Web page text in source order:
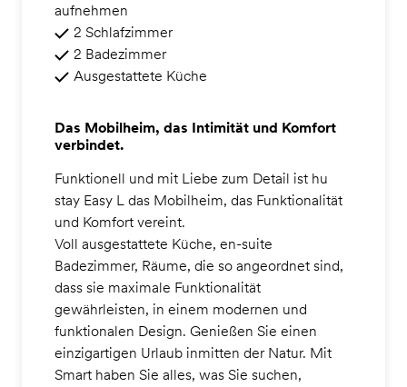
aufnehmen
2 Schlafzimmer
2 Badezimmer
Ausgestattete Küche
Das Mobilheim, das Intimität und Komfort
verbindet.
Funktionell und mit Liebe zum Detail ist hu
stay Easy L das Mobilheim, das Funktionalität
und Komfort vereint.
Voll ausgestattete Küche, en-suite
Badezimmer, Räume, die so angeordnet sind,
dass sie maximale Funktionalität
gewährleisten, in einem modernen und
funktionalen Design. Genießen Sie einen
einzigartigen Urlaub inmitten der Natur. Mit
Smart haben Sie alles, was Sie suchen,